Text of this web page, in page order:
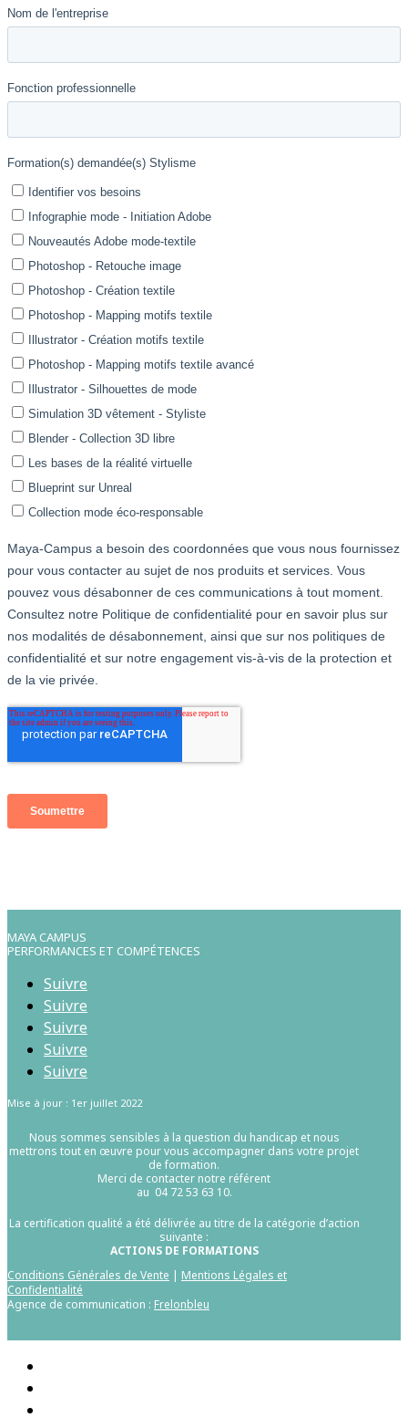
MAYA CAMPUS
PERFORMANCES ET COMPÉTENCES
Suivre
Suivre
Suivre
Suivre
Suivre
Mise à jour : 1er juillet 2022
Nous sommes sensibles à la question du handicap et nous
mettrons tout en œuvre pour vous accompagner dans votre projet
de formation.
Merci de contacter notre référent
au 04 72 53 63 10.
La certification qualité a été délivrée au titre de la catégorie d’action
suivante :
ACTIONS DE FORMATIONS
Conditions Générales de Vente | Mentions Légales et
Confidentialité
Agence de communication : Frelonbleu